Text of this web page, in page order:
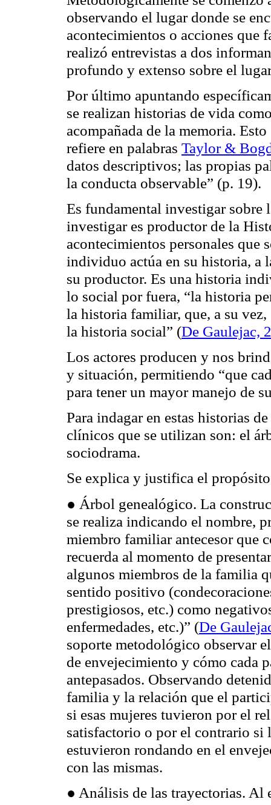
observando el lugar donde se
acontecimientos o acciones que
realizó entrevistas a dos
profundo y extenso sobre el
Por último apuntando
se realizan historias de vida
acompañada de la memoria.
refiere en palabras Taylor &
datos descriptivos; las propias
la conducta observable” (p. 19).
Es fundamental investigar sobre
investigar es productor de la
acontecimientos personales que
individuo actúa en su historia, a
su productor. Es una historia
lo social por fuera, “la historia
la historia familiar, que, a su
la historia social” (De Gaulejac,
Los actores producen y nos
y situación, permitiendo “que
para tener un mayor manejo de
Para indagar en estas historias
clínicos que se utilizan son: el
sociodrama.
Se explica y justifica el
● Árbol genealógico. La
se realiza indicando el nombre,
miembro familiar antecesor que
recuerda al momento de
algunos miembros de la familia
sentido positivo
prestigiosos, etc.) como
enfermedades, etc.)” (De
soporte metodológico observar
de envejecimiento y cómo cada
antepasados. Observando
familia y la relación que el
si esas mujeres tuvieron por el
satisfactorio o por el contrario si
estuvieron rondando en el
con las mismas.
● Análisis de las trayectorias. Al